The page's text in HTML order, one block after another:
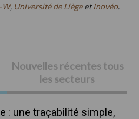
W, Université de LiègeetInovéo.
Nouvelles récentes tous
les secteurs
: une traçabilité simple,